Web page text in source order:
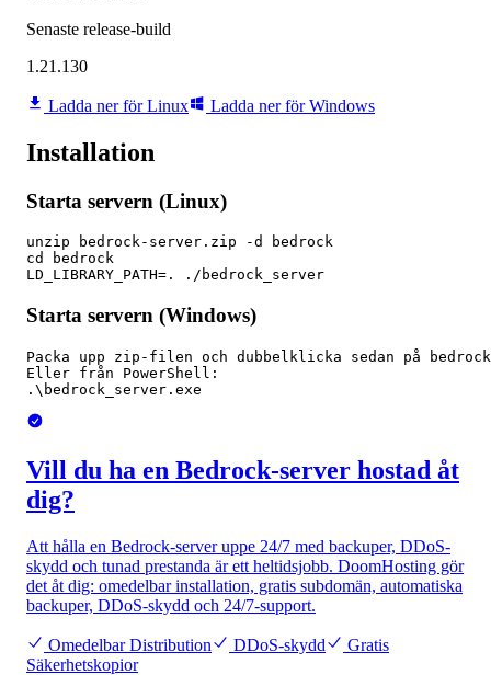
Senaste release-build
1.21.130
Ladda ner för Linux Ladda ner för Windows
Installation
Starta servern (Linux)
unzip bedrock-server.zip -d bedrock
cd bedrock
LD_LIBRARY_PATH=. ./bedrock_server
Starta servern (Windows)
Packa upp zip-filen och dubbelklicka sedan på
Eller från PowerShell:
.\bedrock_server.exe
Vill du ha en Bedrock-server hostad åt
dig?
Att hålla en Bedrock-server uppe 24/7 med backuper, DDoS-
skydd och tunad prestanda är ett heltidsjobb. DoomHosting gör
det åt dig: omedelbar installation, gratis subdomän, automatiska
backuper, DDoS-skydd och 24/7-support.
Omedelbar Distribution DDoS-skydd
Gratis
Säkerhetskopior